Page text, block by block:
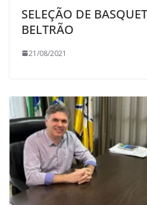
SELEÇÃO DE
BELTRÃO
21/08/2021